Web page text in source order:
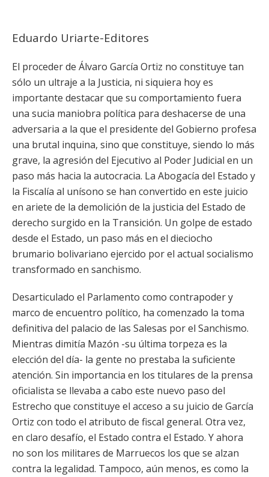
Eduardo Uriarte-Editores
El proceder de Álvaro García Ortiz no constituye tan
sólo un ultraje a la Justicia, ni siquiera hoy es
importante destacar que su comportamiento fuera
una sucia maniobra política para deshacerse de una
adversaria a la que el presidente del Gobierno profesa
una brutal inquina, sino que constituye, siendo lo más
grave, la agresión del Ejecutivo al Poder Judicial en un
paso más hacia la autocracia. La Abogacía del Estado y
la Fiscalía al unísono se han convertido en este juicio
en ariete de la demolición de la justicia del Estado de
derecho surgido en la Transición. Un golpe de estado
desde el Estado, un paso más en el dieciocho
brumario bolivariano ejercido por el actual socialismo
transformado en sanchismo.
Desarticulado el Parlamento como contrapoder y
marco de encuentro político, ha comenzado la toma
definitiva del palacio de las Salesas por el Sanchismo.
Mientras dimitía Mazón -su última torpeza es la
elección del día- la gente no prestaba la suficiente
atención. Sin importancia en los titulares de la prensa
oficialista se llevaba a cabo este nuevo paso del
Estrecho que constituye el acceso a su juicio de García
Ortiz con todo el atributo de fiscal general. Otra vez,
en claro desafío, el Estado contra el Estado. Y ahora
no son los militares de Marruecos los que se alzan
contra la legalidad. Tampoco, aún menos, es como la